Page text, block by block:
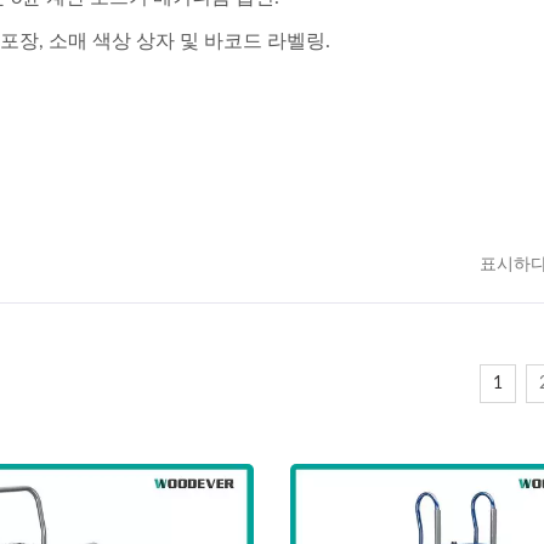
장, 소매 색상 상자 및 바코드 라벨링.
표시하
1